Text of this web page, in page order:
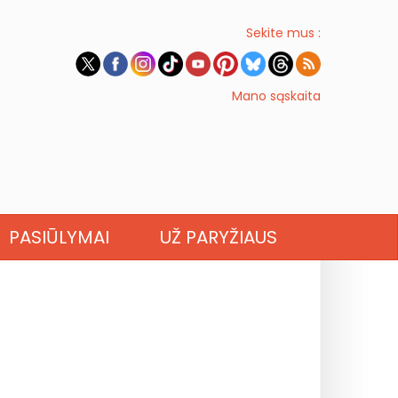
Sekite mus :
Mano sąskaita
PASIŪLYMAI UŽ PARYŽIAUS